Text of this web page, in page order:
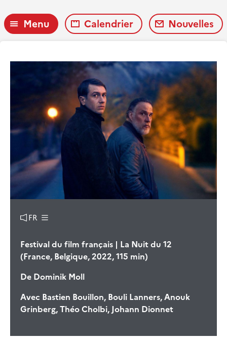
Menu Calendrier Nouvelles
FR
Festival du film français | La Nuit du 12
(France, Belgique, 2022, 115 min)
De Dominik Moll
Avec Bastien Bouillon, Bouli Lanners, Anouk
Grinberg, Théo Cholbi, Johann Dionnet